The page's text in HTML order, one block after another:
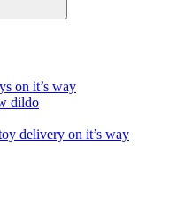
on it’s way
dildo
delivery on it’s way